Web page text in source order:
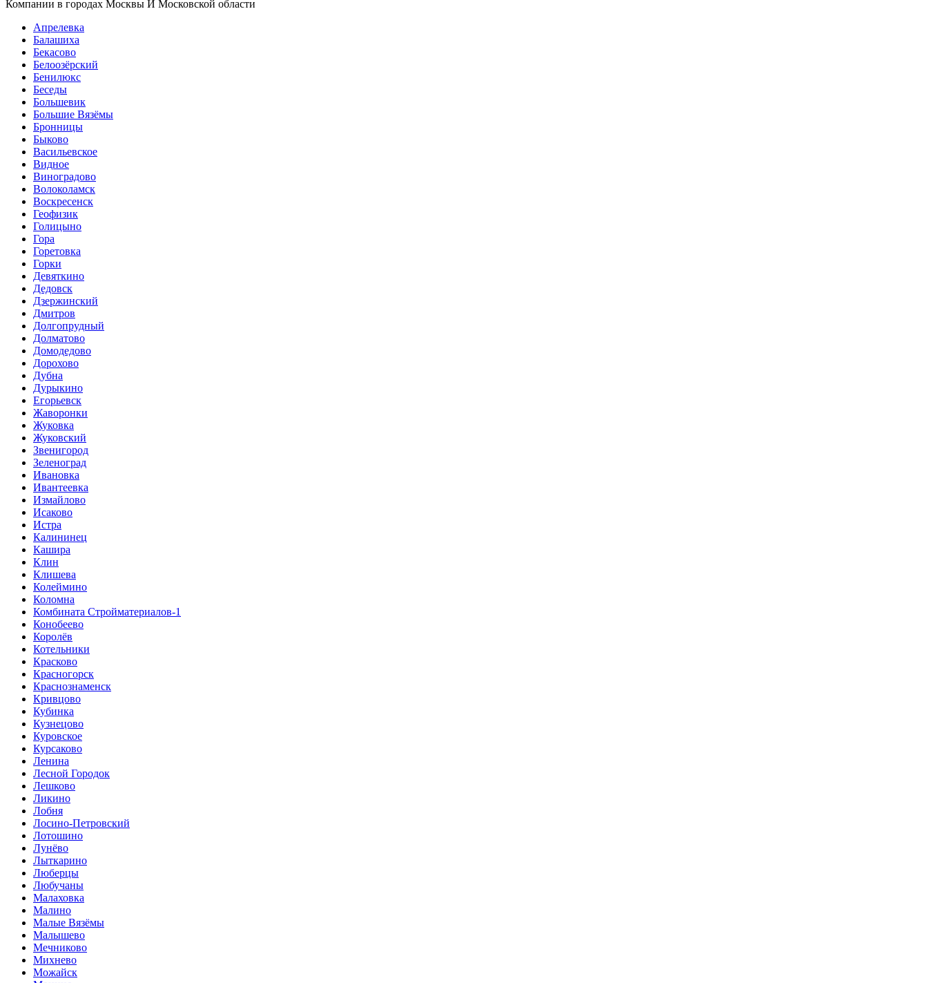
Компании в городах Москвы И Московской области
Апрелевка
Балашиха
Бекасово
Белоозёрский
Бенилюкс
Беседы
Большевик
Большие Вязёмы
Бронницы
Быково
Васильевское
Видное
Виноградово
Волоколамск
Воскресенск
Геофизик
Голицыно
Гора
Горетовка
Горки
Девяткино
Дедовск
Дзержинский
Дмитров
Долгопрудный
Долматово
Домодедово
Дорохово
Дубна
Дурыкино
Егорьевск
Жаворонки
Жуковка
Жуковский
Звенигород
Зеленоград
Ивановка
Ивантеевка
Измайлово
Исаково
Истра
Калининец
Кашира
Клин
Клишева
Колеймино
Коломна
Комбината Стройматериалов-1
Конобеево
Королёв
Котельники
Красково
Красногорск
Краснознаменск
Кривцово
Кубинка
Кузнецово
Куровское
Курсаково
Ленина
Лесной Городок
Лешково
Ликино
Лобня
Лосино-Петровский
Лотошино
Лунёво
Лыткарино
Люберцы
Любучаны
Малаховка
Малино
Малые Вязёмы
Малышево
Мечниково
Михнево
Можайск